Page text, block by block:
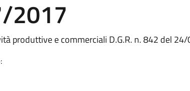
2017
produttive e commerciali D.G.R. n. 842 del
: